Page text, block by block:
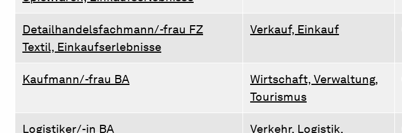
Detailhandelsfachmann/-frau FZ
Textil, Einkaufserlebnisse
Verkauf, Einkauf
Kaufmann/-frau BA
Wirtschaft, Verwaltung,
Tourismus
Logistiker/-in BA
Verkehr, Logistik,